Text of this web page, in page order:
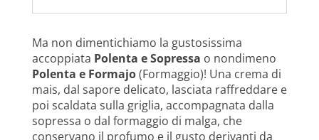
Ma non dimentichiamo la gustosissima
accoppiata Polenta e Sopressa o nondimeno
Polenta e Formajo(Formaggio)! Una crema di
mais, dal sapore delicato, lasciata raffreddare e
poi scaldata sulla griglia, accompagnata dalla
sopressa o dal formaggio di malga, che
conservano il profumo e il gusto derivanti da